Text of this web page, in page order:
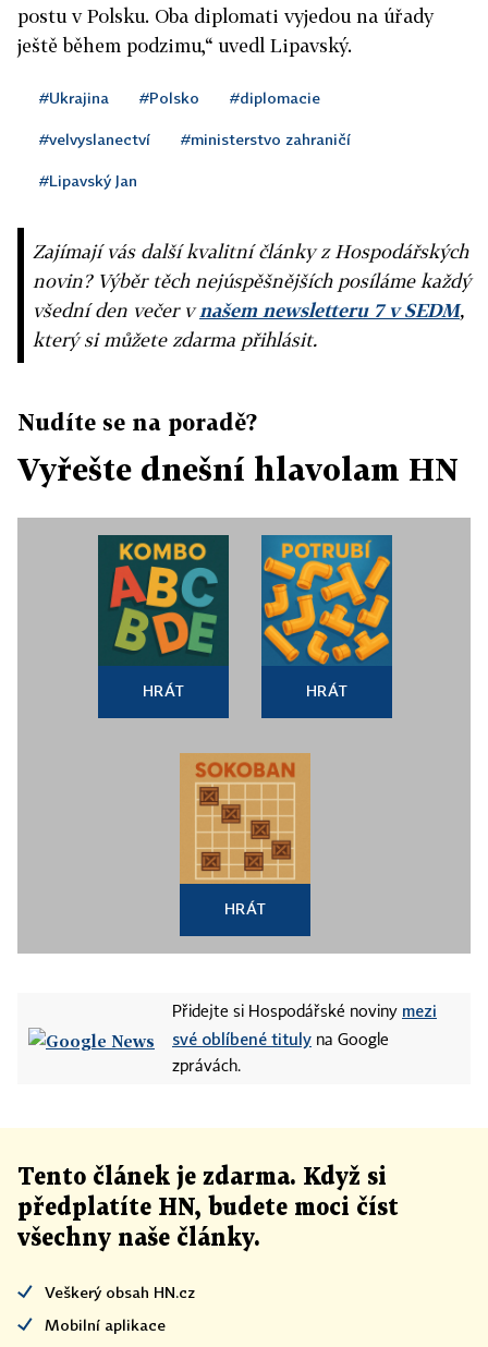
postu v Polsku. Oba diplomati vyjedou na úřady
ještě během podzimu,“ uvedl Lipavský.
#Ukrajina #Polsko #diplomacie
#velvyslanectví #ministerstvo zahraničí
#Lipavský Jan
Zajímají vás další kvalitní články z Hospodářských
novin? Výběr těch nejúspěšnějších posíláme každý
všední den večer vnašem newsletteru 7 v SEDM,
který si můžete zdarma přihlásit.
Nudíte se na poradě?
Vyřešte dnešní hlavolam HN
HRÁT HRÁT
HRÁT
Přidejte si Hospodářské noviny mezi
své oblíbené tituly na Google
zprávách.
Tento článek je zdarma. Když si
předplatíte HN, budete moci číst
všechny naše články.
Veškerý obsah HN.cz
Mobilní aplikace